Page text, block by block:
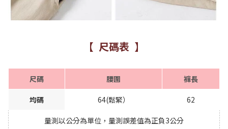
【 尺碼表 】
尺碼 腰圍 褲長
均碼 64(鬆緊） 62
量測以公分為單位，量測誤差值為正負3公分